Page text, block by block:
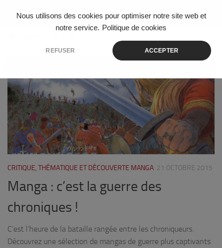
Nous utilisons des cookies pour optimiser notre site web et
notre service. Politique de cookies
REFUSER ACCEPTER
Skip to content
CRITIQUE, THÉMATIQUE ET DÉCOUVERTE MANGA 21 OCTOBRE 2015
Manga : c’est la guerre des
chroniques !
C’est l’heure de la bataille rangée entre les chroniqueurs.
Découvrez une sélection de mangas de guerre plus captivants